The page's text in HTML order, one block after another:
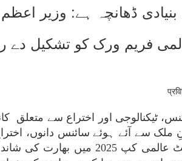
ڈھانچہ ہے: وزیر اعظم
فریم ورک کو تشکیل دے
ٹیکنالوجی اور اختراع سے متعلق
سے آئے ہوئے سائنس دانوں،
تعلیم اور دیگر معزز مہمانوں کا خیرمقدم کیا۔جناب مودی نے خواتین کے